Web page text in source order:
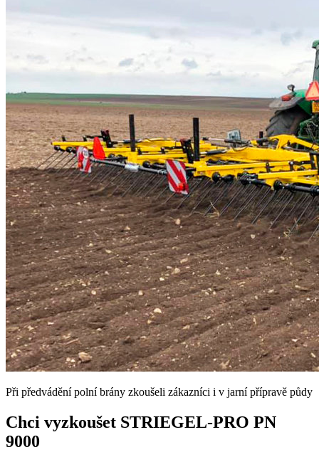
Při předvádění polní brány zkoušeli zákazníci i v jarní přípravě půdy
Chci vyzkoušet STRIEGEL-PRO PN
9000